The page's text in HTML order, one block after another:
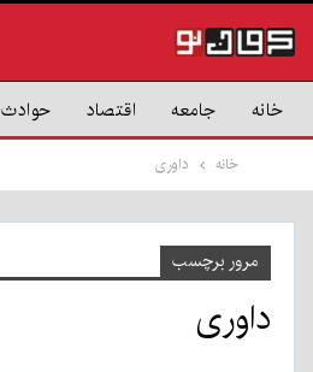
خانه جامعه اقتصاد حوادث
خانه داوری
مرور برچسب
داوری